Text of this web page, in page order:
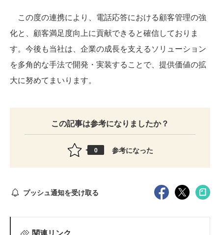
この度の連携により、電話応答における顧客管理の強
化と、顧客満足度向上に貢献できると確信しておりま
す。今後も当社は、企業の成長を支えるソリューション
を多角的な手法で開発・実装することで、提供価値の拡
大に努めてまいります。
この記事は参考になりましたか？
0 参考になった
プッシュ通知を受け取る